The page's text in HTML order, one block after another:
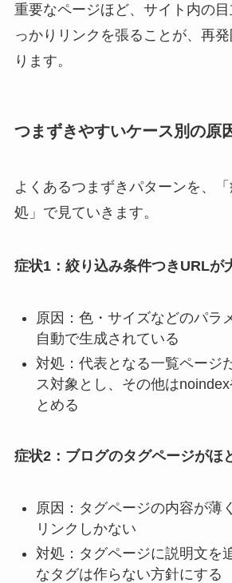
重要なページほど、サイト内の
っかりリンクを張ることが、再
ります。
つまずきやすいケース別の原
よくあるつまずきパターンを、
処」で見ていきます。
症状1：絞り込み条件つきURLが
原因：色・サイズなどのパラ
自動で生成されている
対処：代表となる一覧ページ
ス対象とし、その他は
とめる
症状2：ブログのタグページがほ
原因：タグページの内容が薄
リンクしかない
対処：タグページに説明文を
なタグは作らない方針にする